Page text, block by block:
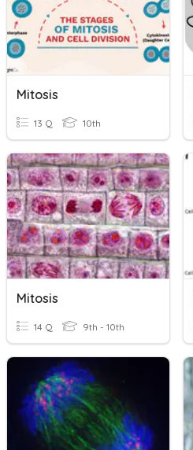
Mitosis
13 Q 10th
Mitosis
14 Q 9th - 10th